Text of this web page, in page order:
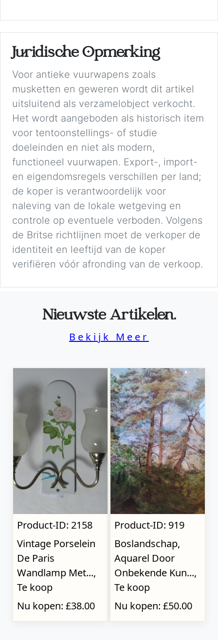
Juridische Opmerking
Voor antieke vuurwapens zoals
musketten en geweren wordt dit artikel
uitsluitend als verzamelobject verkocht.
Het wordt aangeboden als historisch item
voor tentoonstellings- of studie
doeleinden en niet als modern,
functioneel vuurwapen. Export-, import-
en eigendomsregels verschillen per land;
de koper is verantwoordelijk voor
naleving van de lokale wetgeving en
controle op eventuele verboden. Volgens
de Britse richtlijnen moet de verkoper de
identiteit en leeftijd van de koper
verifiëren vóór afronding van de verkoop.
Nieuwste Artikelen.
Bekijk Meer
Product-ID: 2158
Vintage Porselein
De Paris
Wandlamp Met...,
Te koop
Nu kopen: £38.00
Product-ID: 919
Boslandschap,
Aquarel Door
Onbekende Kun...,
Te koop
Nu kopen: £50.00